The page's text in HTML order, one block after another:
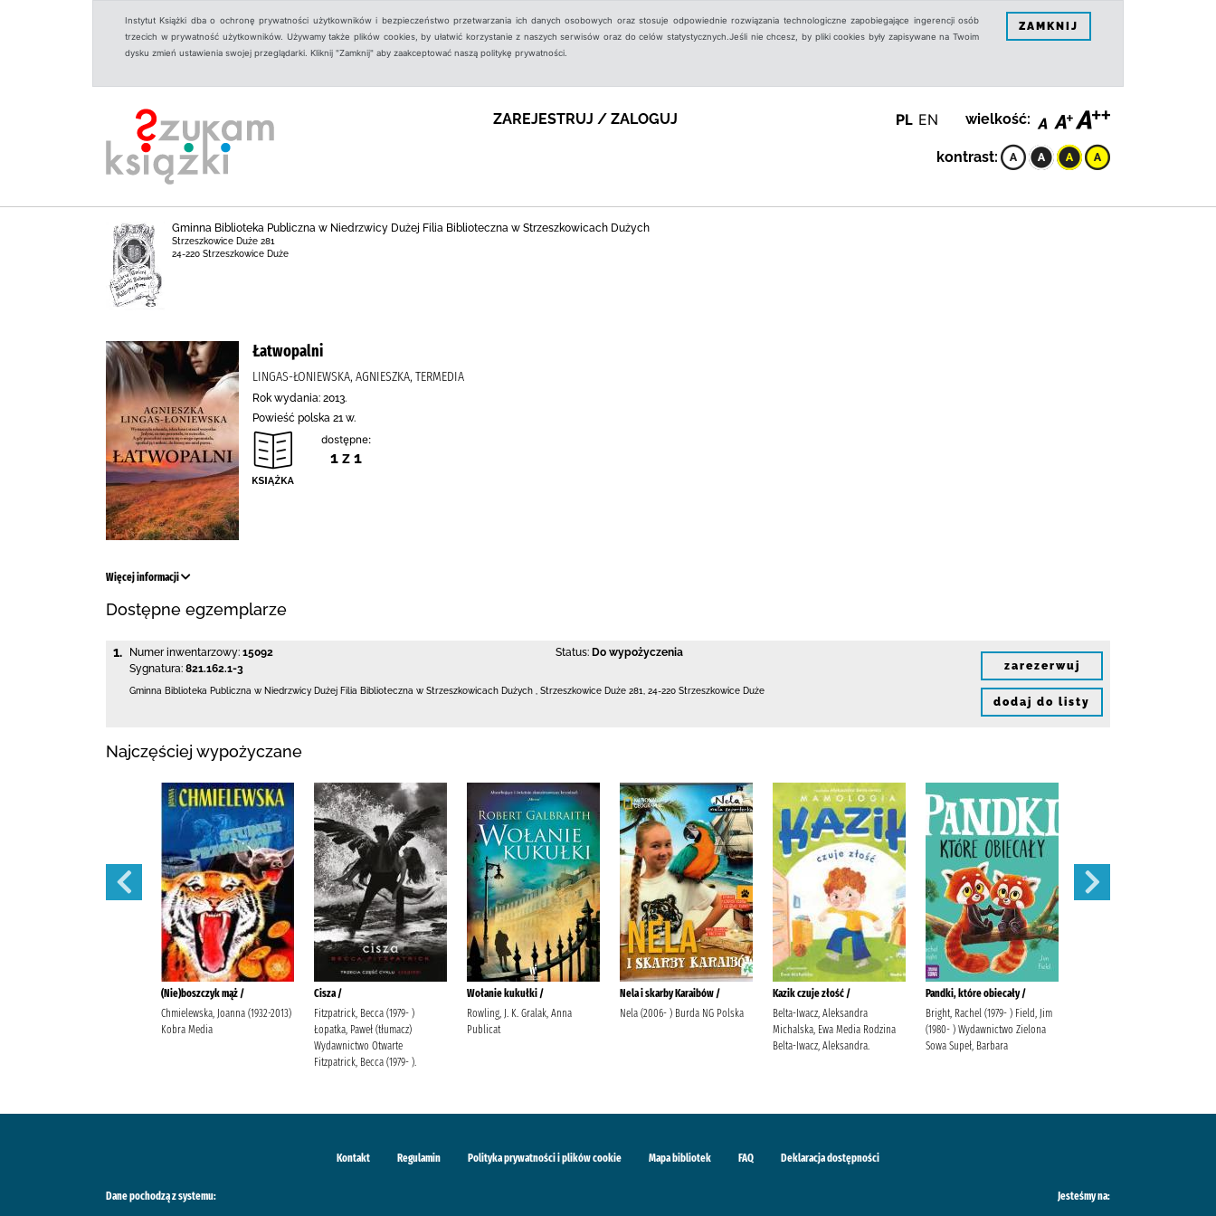
Instytut Książki dba o ochronę prywatności użytkowników i bezpieczeństwo przetwarzania ich danych osobowych oraz stosuje odpowiednie rozwiązania technologiczne zapobiegające ingerencji osób
trzecich w prywatność użytkowników. Używamy także plików cookies, by ułatwić korzystanie z naszych serwisów oraz do celów statystycznych.Jeśli nie chcesz, by pliki cookies były zapisywane na Twoim
dysku zmień ustawienia swojej przeglądarki. Kliknij "Zamknij" aby zaakceptować naszą politykę prywatności.
ZAMKNIJ
ZAREJESTRUJ / ZALOGUJ PL EN wielkość:
kontrast:
Gminna Biblioteka Publiczna w Niedrzwicy Dużej Filia Biblioteczna w Strzeszkowicach Dużych
Strzeszkowice Duże 281
24-220 Strzeszkowice Duże
Łatwopalni
LINGAS-ŁONIEWSKA, AGNIESZKA, TERMEDIA
Rok wydania: 2013.
Powieść polska 21 w.
dostępne:
1 z 1
Więcej informacji
Dostępne egzemplarze
1. Numer inwentarzowy: 15092
Sygnatura: 821.162.1-3
Status: Do wypożyczenia
Gminna Biblioteka Publiczna w Niedrzwicy Dużej Filia Biblioteczna w Strzeszkowicach Dużych Strzeszkowice Duże 281 24-220 Strzeszkowice Duże
zarezerwuj
dodaj do listy
Najczęściej wypożyczane
(Nie)boszczyk mąż /
Chmielewska, Joanna (1932-2013)
Kobra Media
Cisza /
Fitzpatrick, Becca (1979- )
Łopatka, Paweł (tłumacz)
Wydawnictwo Otwarte
Fitzpatrick, Becca (1979- ).
Wołanie kukułki /
Rowling, J. K. Gralak, Anna
Publicat
Nela i skarby Karaibów /
Nela (2006- ) Burda NG Polska
Kazik czuje złość /
Belta-Iwacz, Aleksandra
Michalska, Ewa Media Rodzina
Belta-Iwacz, Aleksandra.
Pandki, które obiecały /
Bright, Rachel (1979- ) Field, Jim
(1980- ) Wydawnictwo Zielona
Sowa Supeł, Barbara
Kontakt Regulamin Polityka prywatności i plików cookie Mapa bibliotek FAQ Deklaracja dostępności
Dane pochodzą z systemu: Jesteśmy na: